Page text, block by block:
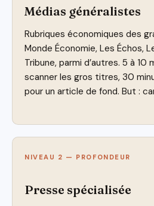
Médias généralistes
Rubriques économiques des
Monde Économie, Les Échos,
Tribune, parmi d’autres. 5 à 10
scanner les gros titres, 30
pour un article de fond. But :
NIVEAU 2 — PROFONDEUR
Presse spécialisée